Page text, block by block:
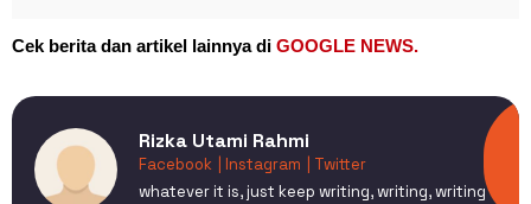
Cek berita dan artikel lainnya di GOOGLE NEWS.
Rizka Utami Rahmi
Facebook | Instagram
| Twitter
whatever it is, just keep writing, writing, writing